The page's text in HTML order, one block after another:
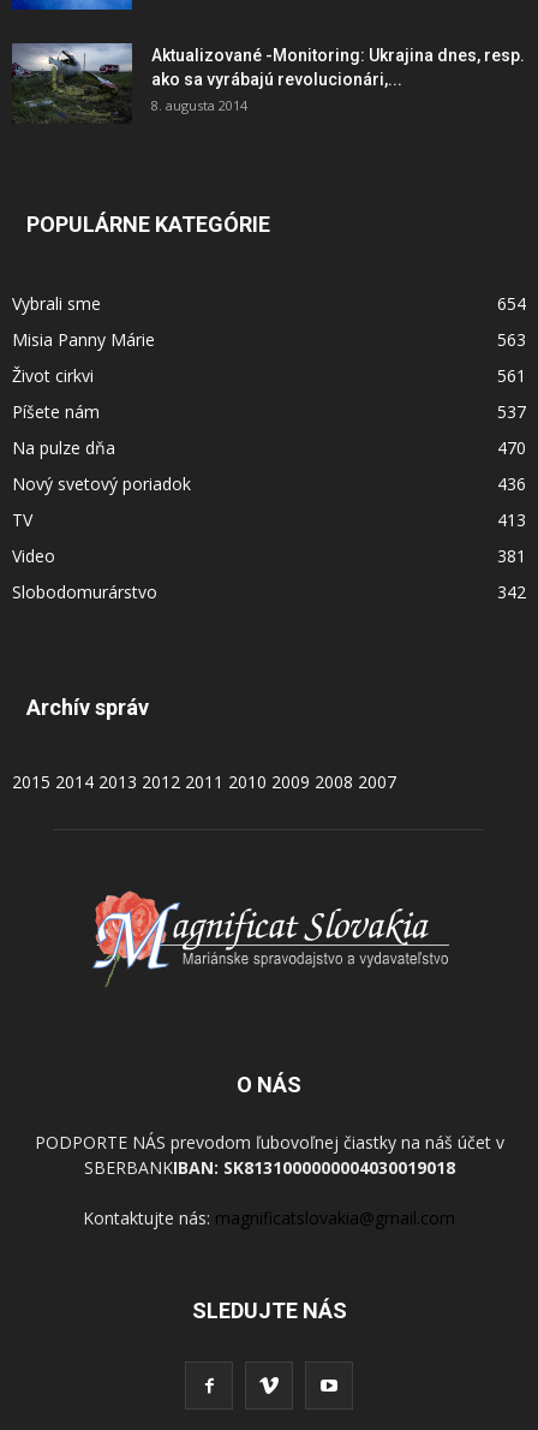
Aktualizované -Monitoring: Ukrajina dnes, resp.
ako sa vyrábajú revolucionári,...
8. augusta 2014
POPULÁRNE KATEGÓRIE
Vybrali sme
654
Misia Panny Márie
563
Život cirkvi
561
Píšete nám
537
Na pulze dňa
470
Nový svetový poriadok
436
TV
413
Video
381
Slobodomurárstvo
342
Archív správ
2015 2014 2013 2012 2011 2010 2009 2008 2007
O NÁS
PODPORTE NÁS prevodom ľubovoľnej čiastky na náš účet v
SBERBANKIBAN: SK8131000000004030019018
Kontaktujte nás: magnificatslovakia@gmail.com
SLEDUJTE NÁS